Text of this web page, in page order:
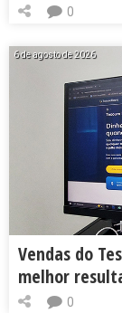
0
6 de agosto de 2026
Vendas do
melhor
0